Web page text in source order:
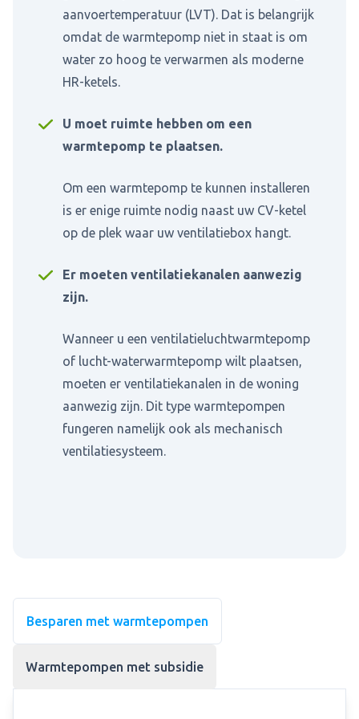
aanvoertemperatuur (LVT). Dat is belangrijk
omdat de warmtepomp niet in staat is om
water zo hoog te verwarmen als moderne
HR-ketels.
U moet ruimte hebben om een
warmtepomp te plaatsen.
Om een warmtepomp te kunnen installeren
is er enige ruimte nodig naast uw CV-ketel
op de plek waar uw ventilatiebox hangt.
Er moeten ventilatiekanalen aanwezig
zijn.
Wanneer u een ventilatieluchtwarmtepomp
of lucht-waterwarmtepomp wilt plaatsen,
moeten er ventilatiekanalen in de woning
aanwezig zijn. Dit type warmtepompen
fungeren namelijk ook als mechanisch
ventilatiesysteem.
Besparen met warmtepompen
Warmtepompen met subsidie